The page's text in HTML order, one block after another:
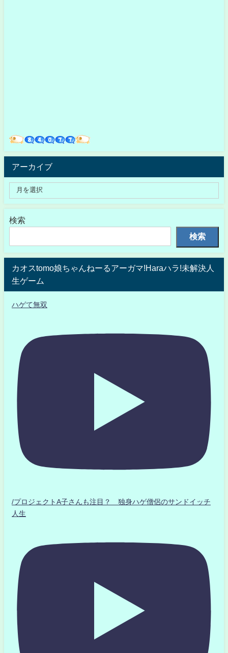
アーカイブ
検索
検索
カオスtomo娘ちゃんねーるアーガマ!Haraハラ!未解決人
生ゲーム
ハゲて無双
/プロジェクトA子さんも注目？ 独身ハゲ僧侶のサンドイッチ
人生